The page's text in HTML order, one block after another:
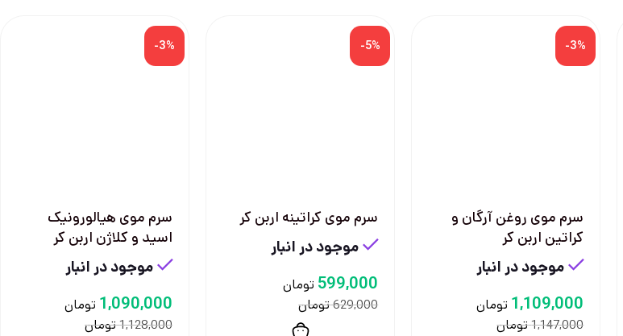
-3%
سرم موی روغن آرگان و
کراتین اربن کر
موجود در انبار
1,147,000تومان
1,109,000 تومان
-5%
سرم موی کراتینه اربن کر
موجود در انبار
629,000تومان
599,000 تومان
-3%
سرم موی هیالورونیک
اسید و کلاژن اربن کر
موجود در انبار
1,128,000تومان
1,090,000 تومان